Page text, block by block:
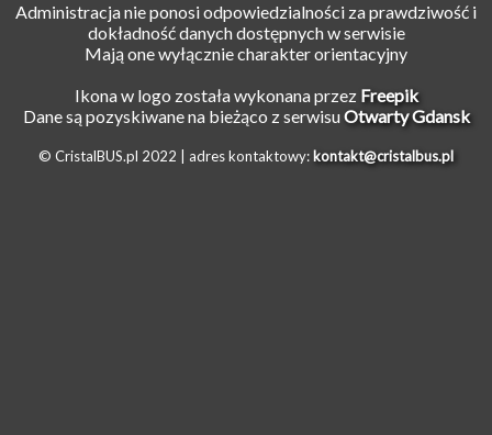
Administracja nie ponosi odpowiedzialności za prawdziwość i
dokładność danych dostępnych w serwisie
Mają one wyłącznie charakter orientacyjny
Ikona w logo została wykonana przez Freepik
Dane są pozyskiwane na bieżąco z serwisuOtwarty Gdansk
© CristalBUS.pl 2022 | adres kontaktowy: kontakt@cristalbus.pl